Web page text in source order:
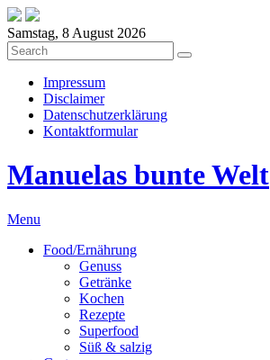
Samstag, 8 August 2026
Impressum
Disclaimer
Datenschutzerklärung
Kontaktformular
Manuelas bunte Welt
Menu
Food/Ernährung
Genuss
Getränke
Kochen
Rezepte
Superfood
Süß & salzig